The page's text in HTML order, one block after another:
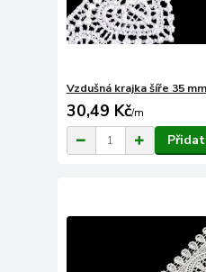
Vzdušná krajka šíře 35
30,49 Kč/m